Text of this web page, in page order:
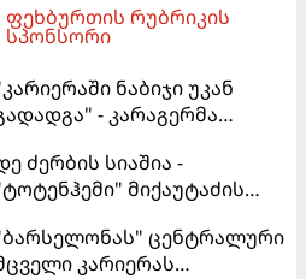
ფეხბურთის რუბრიკის
სპონსორი
ნაბიჯი უკან
- კარაგერმა
ძერბის სიაშია -
მიქაუტაძის
ცენტრალური
კარიერას